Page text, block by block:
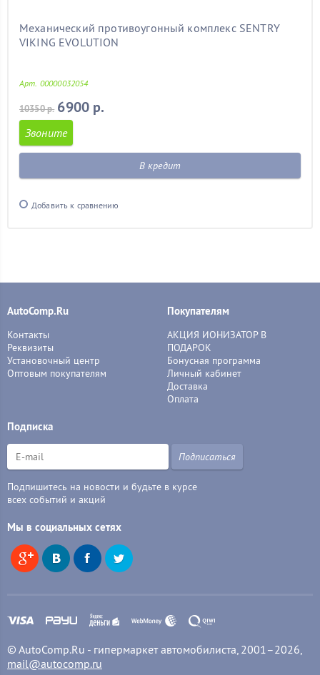
Механический противоугонный комплекс SENTRY
VIKING EVOLUTION
Арт. 00000032054
10350 р. 6900 р.
Звоните
В кредит
Добавить к сравнению
AutoComp.Ru
Контакты
Реквизиты
Установочный центр
Оптовым покупателям
Покупателям
АКЦИЯ ИОНИЗАТОР В
ПОДАРОК
Бонусная программа
Личный кабинет
Доставка
Оплата
Подписка
Подписаться
Подпишитесь на новости и будьте в курсе
всех событий и акций
Мы в социальных сетях
© AutoComp.Ru - гипермаркет автомобилиста, 2001–2026,
mail@autocomp.ru